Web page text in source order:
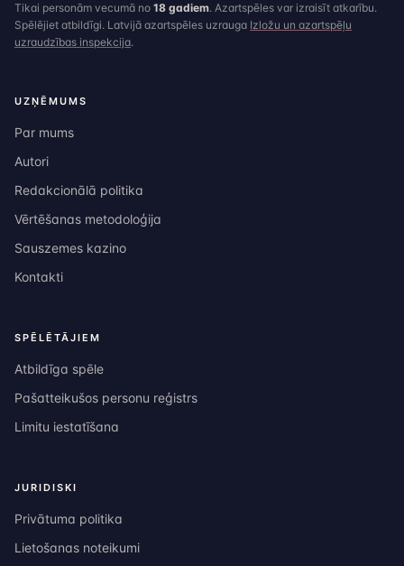
Tikai personām vecumā no 18 gadiem. Azartspēles var izraisīt atkarību.
Spēlējiet atbildīgi. Latvijā azartspēles uzrauga Izložu un azartspēļu
uzraudzības inspekcija.
UZŅĒMUMS
Par mums
Autori
Redakcionālā politika
Vērtēšanas metodoloģija
Sauszemes kazino
Kontakti
SPĒLĒTĀJIEM
Atbildīga spēle
Pašatteikušos personu reģistrs
Limitu iestatīšana
JURIDISKI
Privātuma politika
Lietošanas noteikumi